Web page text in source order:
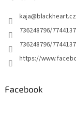
kaja@blackheart.cz
736248796/
736248796/
https://
Facebook